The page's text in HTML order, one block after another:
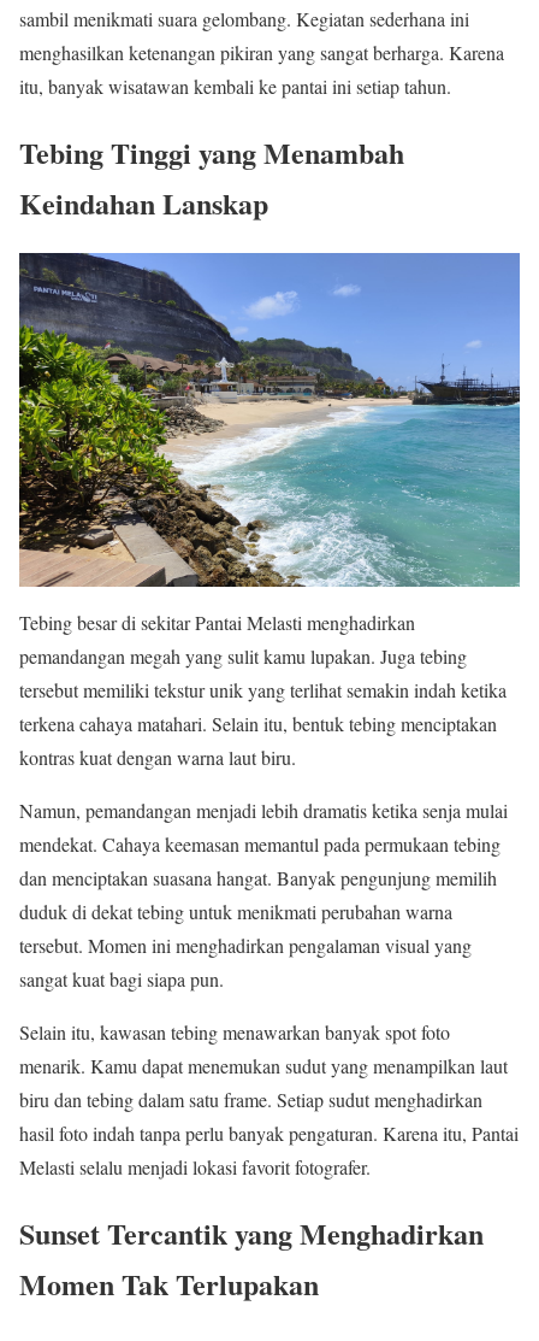
sambil menikmati suara gelombang. Kegiatan sederhana ini
menghasilkan ketenangan pikiran yang sangat berharga. Karena
itu, banyak wisatawan kembali ke pantai ini setiap tahun.
Tebing Tinggi yang Menambah
Keindahan Lanskap
Tebing besar di sekitar Pantai Melasti menghadirkan
pemandangan megah yang sulit kamu lupakan. Juga tebing
tersebut memiliki tekstur unik yang terlihat semakin indah ketika
terkena cahaya matahari. Selain itu, bentuk tebing menciptakan
kontras kuat dengan warna laut biru.
Namun, pemandangan menjadi lebih dramatis ketika senja mulai
mendekat. Cahaya keemasan memantul pada permukaan tebing
dan menciptakan suasana hangat. Banyak pengunjung memilih
duduk di dekat tebing untuk menikmati perubahan warna
tersebut. Momen ini menghadirkan pengalaman visual yang
sangat kuat bagi siapa pun.
Selain itu, kawasan tebing menawarkan banyak spot foto
menarik. Kamu dapat menemukan sudut yang menampilkan laut
biru dan tebing dalam satu frame. Setiap sudut menghadirkan
hasil foto indah tanpa perlu banyak pengaturan. Karena itu, Pantai
Melasti selalu menjadi lokasi favorit fotografer.
Sunset Tercantik yang Menghadirkan
Momen Tak Terlupakan